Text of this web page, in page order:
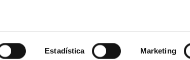
Estadística Marketing